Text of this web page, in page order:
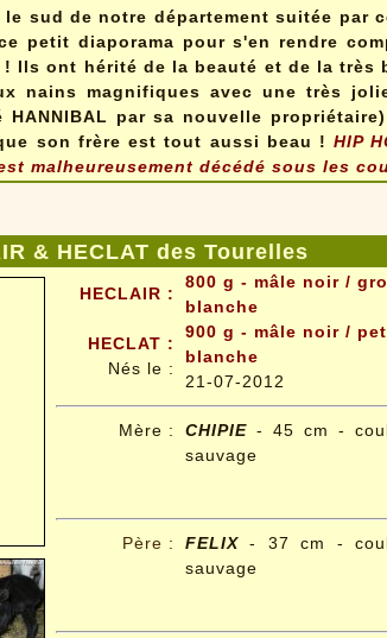
sud de notre département suitée par
petit diaporama pour s'en rendre
Ils ont hérité de la beauté et de la très
nains magnifiques avec une très
HANNIBAL par sa nouvelle
son frère est tout aussi beau !HIP
malheureusement décédé sous les
& HECLAT des Tourelles
HECLAIR :
HECLAT :
Nés le :
800 g - mâle noir /
blanche
900 g - mâle noir /
blanche
21-07-2012
Mère : CHIPIE - 45 cm -
sauvage
Père : FELIX - 37 cm -
sauvage